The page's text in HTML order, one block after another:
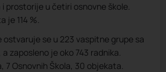
prostorije u četiri osnovne škole.
je 114 %.
ostvaruje se u 223 vaspitne grupe sa
zaposleno je oko 743 radnika.
7 Osnovnih Škola, 30 objekata.